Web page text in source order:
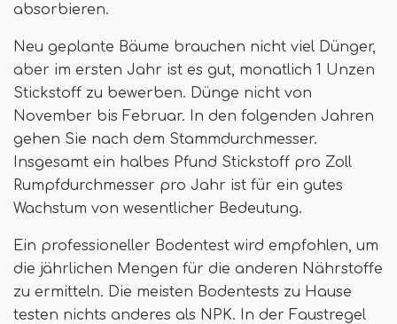
absorbieren.
Neu geplante Bäume brauchen nicht viel Dünger,
aber im ersten Jahr ist es gut, monatlich 1 Unzen
Stickstoff zu bewerben. Dünge nicht von
November bis Februar. In den folgenden Jahren
gehen Sie nach dem Stammdurchmesser.
Insgesamt ein halbes Pfund Stickstoff pro Zoll
Rumpfdurchmesser pro Jahr ist für ein gutes
Wachstum von wesentlicher Bedeutung.
Ein professioneller Bodentest wird empfohlen, um
die jährlichen Mengen für die anderen Nährstoffe
zu ermitteln. Die meisten Bodentests zu Hause
testen nichts anderes als NPK. In der Faustregel